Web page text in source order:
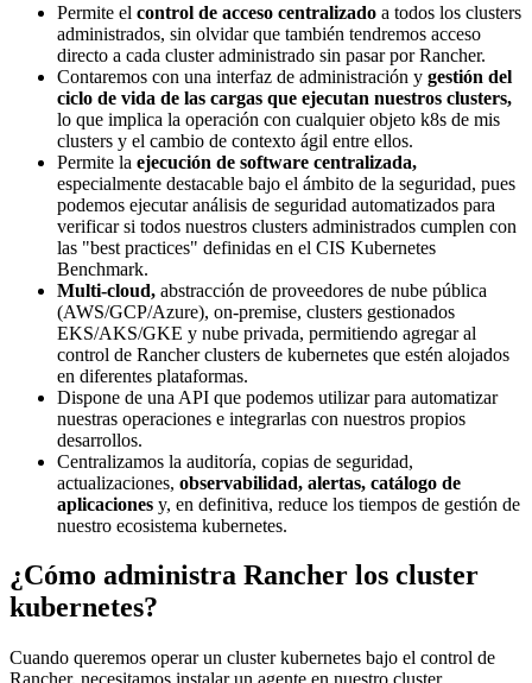
Permite el control de acceso centralizado a todos los clusters
administrados, sin olvidar que también tendremos acceso
directo a cada cluster administrado sin pasar por Rancher.
Contaremos con una interfaz de administración y gestión del
ciclo de vida de las cargas que ejecutan nuestros clusters,
lo que implica la operación con cualquier objeto k8s de mis
clusters y el cambio de contexto ágil entre ellos.
Permite la ejecución de software centralizada,
especialmente destacable bajo el ámbito de la seguridad, pues
podemos ejecutar análisis de seguridad automatizados para
verificar si todos nuestros clusters administrados cumplen con
las "best practices" definidas en el CIS Kubernetes
Benchmark.
Multi-cloud, abstracción de proveedores de nube pública
(AWS/GCP/Azure), on-premise, clusters gestionados
EKS/AKS/GKE y nube privada, permitiendo agregar al
control de Rancher clusters de kubernetes que estén alojados
en diferentes plataformas.
Dispone de una API que podemos utilizar para automatizar
nuestras operaciones e integrarlas con nuestros propios
desarrollos.
Centralizamos la auditoría, copias de seguridad,
actualizaciones, observabilidad, alertas, catálogo de
aplicaciones y, en definitiva, reduce los tiempos de gestión de
nuestro ecosistema kubernetes.
¿Cómo administra Rancher los cluster
kubernetes?
Cuando queremos operar un cluster kubernetes bajo el control de